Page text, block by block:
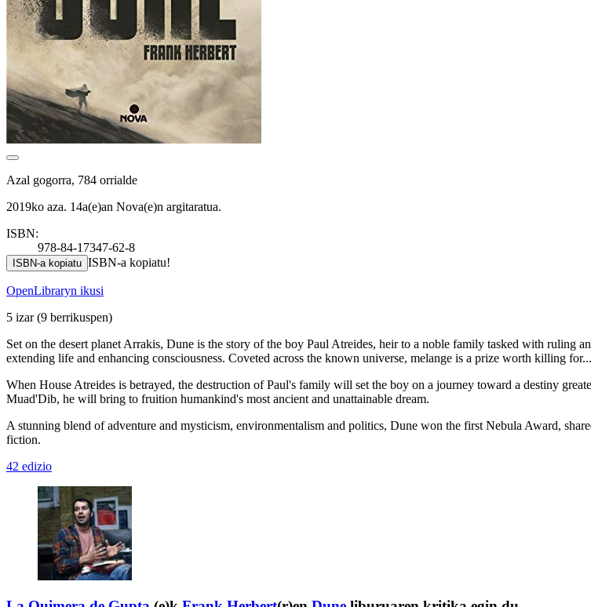
Azal gogorra, 784 orrialde
2019ko aza. 14a(e)an Nova(e)n argitaratua.
ISBN:
978-84-17347-62-8
ISBN-a kopiatu ISBN-a kopiatu!
OpenLibraryn ikusi
5 izar(9 berrikuspen)
Set on the desert planet Arrakis, Dune is the story of the boy Paul Atreides, heir to a noble family tasked with ruling
extending life and enhancing consciousness. Coveted across the known universe, melange is a prize worth killing for...
When House Atreides is betrayed, the destruction of Paul's family will set the boy on a journey toward a destiny
Muad'Dib, he will bring to fruition humankind's most ancient and unattainable dream.
A stunning blend of adventure and mysticism, environmentalism and politics, Dune won the first Nebula Award,
fiction.
42 edizio